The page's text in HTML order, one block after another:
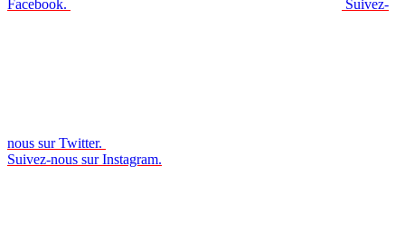
Facebook. Suivez-
nous sur Twitter.
Suivez-nous sur Instagram.